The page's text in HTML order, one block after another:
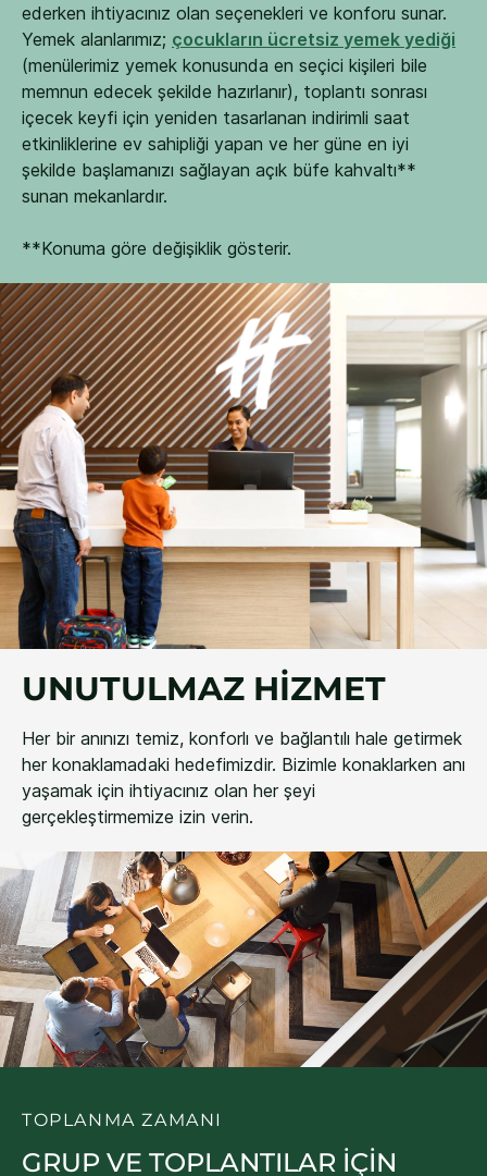
ederken ihtiyacınız olan seçenekleri ve konforu sunar.
Yemek alanlarımız; çocukların ücretsiz yemek yediği
(menülerimiz yemek konusunda en seçici kişileri bile
memnun edecek şekilde hazırlanır), toplantı sonrası
içecek keyfi için yeniden tasarlanan indirimli saat
etkinliklerine ev sahipliği yapan ve her güne en iyi
şekilde başlamanızı sağlayan açık büfe kahvaltı**
sunan mekanlardır.
**Konuma göre değişiklik gösterir.
UNUTULMAZ HIZMET
Her bir anınızı temiz, konforlı ve bağlantılı hale getirmek
her konaklamadaki hedefimizdir. Bizimle konaklarken anı
yaşamak için ihtiyacınız olan her şeyi
gerçekleştirmemize izin verin.
TOPLANMA ZAMANI
GRUP VE TOPLANTILAR İÇİN